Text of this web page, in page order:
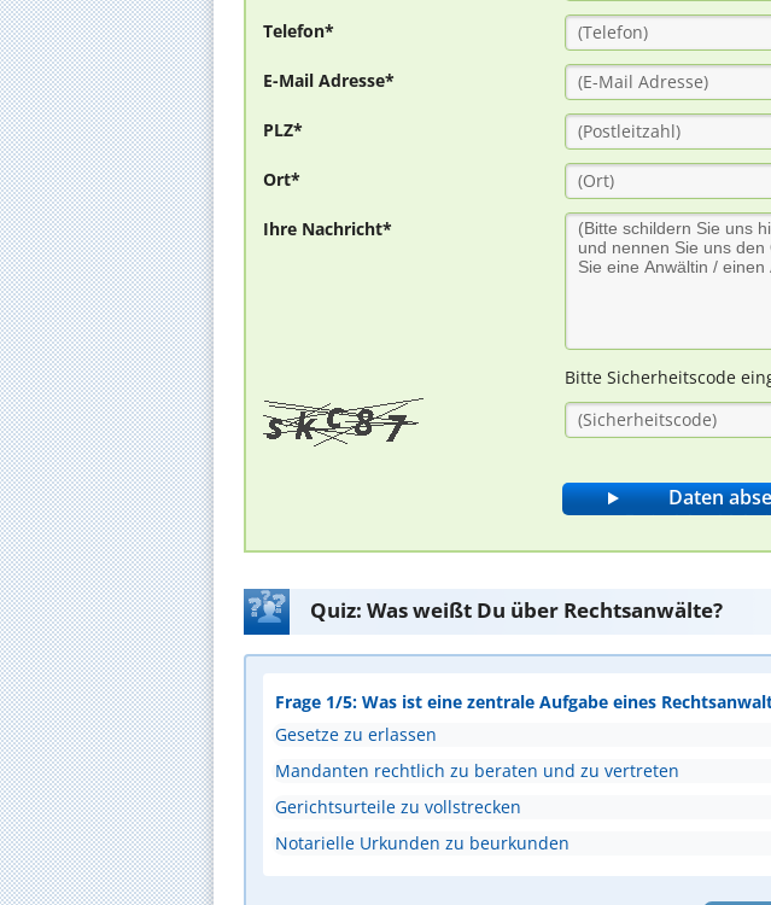
Telefon*
E-Mail Adresse*
PLZ*
Ort*
Ihre Nachricht*
Bitte Sicherheitscode
Quiz: Was weißt Du über Rechtsanwälte?
Frage 1/5: Was ist eine zentrale Aufgabe eines
Gesetze zu erlassen
Mandanten rechtlich zu beraten und zu vertreten
Gerichtsurteile zu vollstrecken
Notarielle Urkunden zu beurkunden